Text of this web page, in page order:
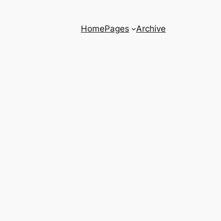
HomePages Archive